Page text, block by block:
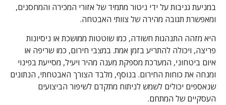
במניעת גניבות על ידי ניטור מתמיד של אזורי המכירה והמחסנים,
ומאפשרת תגובה מהירה של צוותי האבטחה.
היא מזהה התנהגות חשודה, כמו שוטטות ממושכת או ניסיונות
פריצה, ויכולה להתריע בזמן אמת. במצבי חירום, כמו שריפה או
איום ביטחוני, המערכת מספקת מענה מהיר ויעיל, מסייעת בפינוי
ומנחה את כוחות החירום. בנוסף, מלבד הצורך האבטחתי, הנתונים
שנאספים יכולים לשמש לניתוח מתקדם לשיפור הביצועים
העסקיים של המתחם.